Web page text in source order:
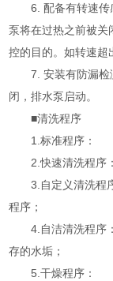
6. 配备有转速传
泵将在过热之前被关
控的目的。如转速超
7. 安装有防漏检
闭，排水泵启动。
■清洗程序
1.标准程序：
2.快速清洗程序
3.自定义清洗程序
程序；
4.自洁清洗程序：
存的水垢；
5.干燥程序： 配